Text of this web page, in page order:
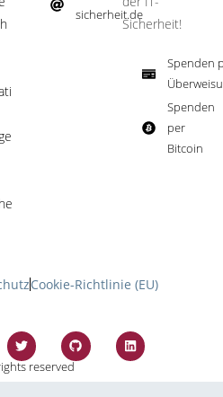
sicherheit.de ​
Sicherheit!​
Spenden
Spenden
per
Bitcoin​
Cookie-Richtlinie (EU)
reserved